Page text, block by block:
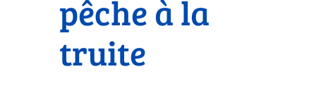
pêche à la
truite